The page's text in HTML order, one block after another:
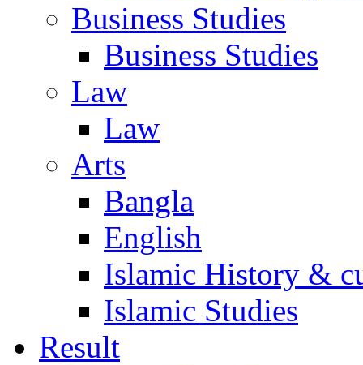
Business Studies
Business Studies
Law
Law
Arts
Bangla
English
Islamic History &
Islamic Studies
Result